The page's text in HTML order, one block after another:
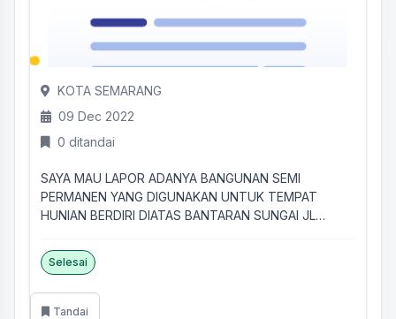
KOTA SEMARANG
09 Dec 2022
0 ditandai
SAYA MAU LAPOR ADANYA BANGUNAN SEMI
PERMANEN YANG DIGUNAKAN UNTUK TEMPAT
HUNIAN BERDIRI DIATAS BANTARAN SUNGAI JL
Selesai
Tandai